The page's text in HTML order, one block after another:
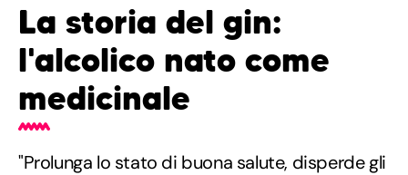
La storia del gin:
l'alcolico nato come
medicinale
"Prolunga lo stato di buona salute, disperde gli